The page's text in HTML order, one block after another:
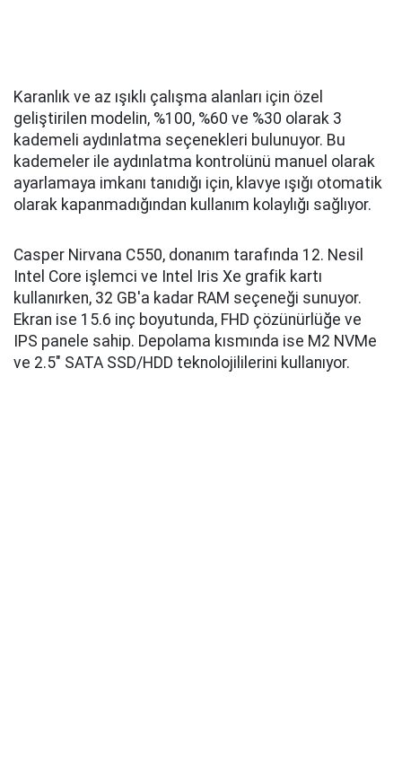
Karanlık ve az ışıklı çalışma alanları için özel
geliştirilen modelin, %100, %60 ve %30 olarak 3
kademeli aydınlatma seçenekleri bulunuyor. Bu
kademeler ile aydınlatma kontrolünü manuel olarak
ayarlamaya imkanı tanıdığı için, klavye ışığı otomatik
olarak kapanmadığından kullanım kolaylığı sağlıyor.
Casper Nirvana C550, donanım tarafında 12. Nesil
Intel Core işlemci ve Intel Iris Xe grafik kartı
kullanırken, 32 GB'a kadar RAM seçeneği sunuyor.
Ekran ise 15.6 inç boyutunda, FHD çözünürlüğe ve
IPS panele sahip. Depolama kısmında ise M2 NVMe
ve 2.5" SATA SSD/HDD teknolojililerini kullanıyor.